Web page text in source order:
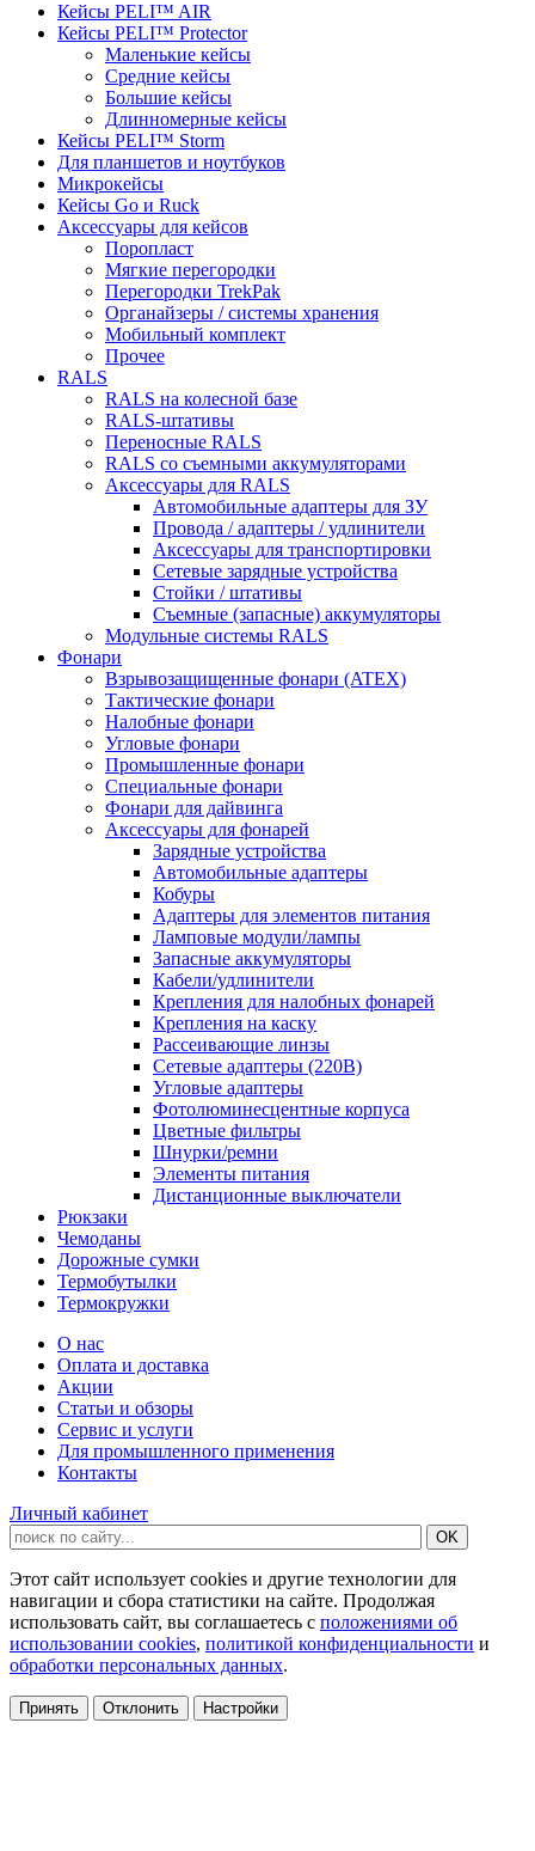
Кейсы PELI™ AIR
Кейсы PELI™ Protector
Маленькие кейсы
Средние кейсы
Большие кейсы
Длинномерные кейсы
Кейсы PELI™ Storm
Для планшетов и ноутбуков
Микрокейсы
Кейсы Go и Ruck
Аксессуары для кейсов
Поропласт
Мягкие перегородки
Перегородки TrekPak
Органайзеры / системы хранения
Мобильный комплект
Прочее
RALS
RALS на колесной базе
RALS-штативы
Переносные RALS
RALS со съемными аккумуляторами
Аксессуары для RALS
Автомобильные адаптеры для ЗУ
Провода / адаптеры / удлинители
Аксессуары для транспортировки
Сетевые зарядные устройства
Стойки / штативы
Съемные (запасные) аккумуляторы
Модульные системы RALS
Фонари
Взрывозащищенные фонари (ATEX)
Тактические фонари
Налобные фонари
Угловые фонари
Промышленные фонари
Специальные фонари
Фонари для дайвинга
Аксессуары для фонарей
Зарядные устройства
Автомобильные адаптеры
Кобуры
Адаптеры для элементов питания
Ламповые модули/лампы
Запасные аккумуляторы
Кабели/удлинители
Крепления для налобных фонарей
Крепления на каску
Рассеивающие линзы
Сетевые адаптеры (220В)
Угловые адаптеры
Фотолюминесцентные корпуса
Цветные фильтры
Шнурки/ремни
Элементы питания
Дистанционные выключатели
Рюкзаки
Чемоданы
Дорожные сумки
Термобутылки
Термокружки
О нас
Оплата и доставка
Акции
Статьи и обзоры
Сервис и услуги
Для промышленного применения
Контакты
Личный кабинет
Этот сайт использует cookies и другие технологии для
навигации и сбора статистики на сайте. Продолжая
использовать сайт, вы соглашаетесь с положениями об
использовании cookies, политикой конфиденциальности и
обработки персональных данных.
Принять Отклонить Настройки